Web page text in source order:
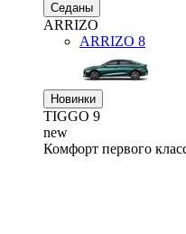
Седаны
ARRIZO
ARRIZO 8
Новинки
TIGGO 9
new
Комфорт первого